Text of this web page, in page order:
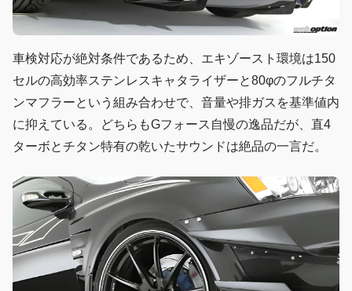
車検対応が絶対条件であるため、エキゾースト環境は150
セルの高効率ステンレスキャタライザーと80φのフルチタ
ンマフラーという組み合わせで、音量や排ガスを基準値内
に抑えている。どちらもGフォース自慢の逸品だが、直4
ターボとチタン特有の乾いたサウンドは絶品の一言だ。